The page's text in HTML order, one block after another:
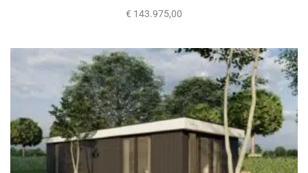
€ 143.975,00